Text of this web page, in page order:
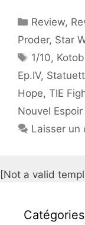
Catégories
Review,
Proder, Star
Étiquettes
1/10,
Ep.IV,
Hope, TIE
Nouvel Espoir
Laisser un
[Not a valid
Catégories